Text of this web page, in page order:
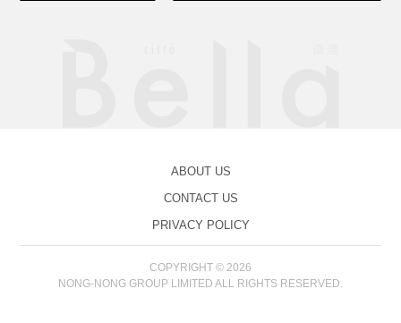
ABOUT US
CONTACT US
PRIVACY POLICY
COPYRIGHT © 2026
NONG-NONG GROUP LIMITED ALL RIGHTS RESERVED.